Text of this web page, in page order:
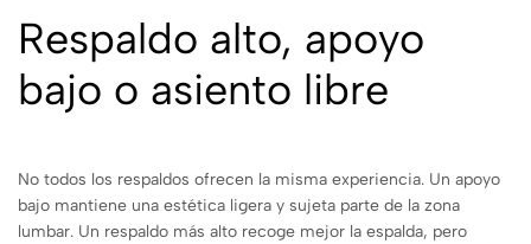
Respaldo alto, apoyo
bajo o asiento libre
No todos los respaldos ofrecen la misma experiencia. Un apoyo
bajo mantiene una estética ligera y sujeta parte de la zona
lumbar. Un respaldo más alto recoge mejor la espalda, pero